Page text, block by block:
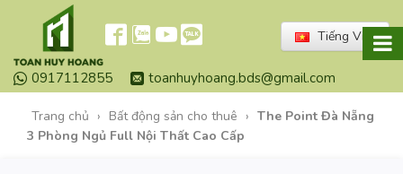
Tiếng Việt
0917112855 toanhuyhoang.bds@gmail.com
Trang chủ › Bất động sản cho thuê › The Point Đà Nẵng
3 Phòng Ngủ Full Nội Thất Cao Cấp